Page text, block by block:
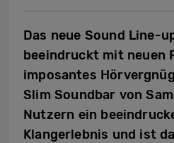
Das neue Sound Line-
beeindruckt mit neuen
imposantes
Slim Soundbar von
Nutzern ein
Klangerlebnis und ist